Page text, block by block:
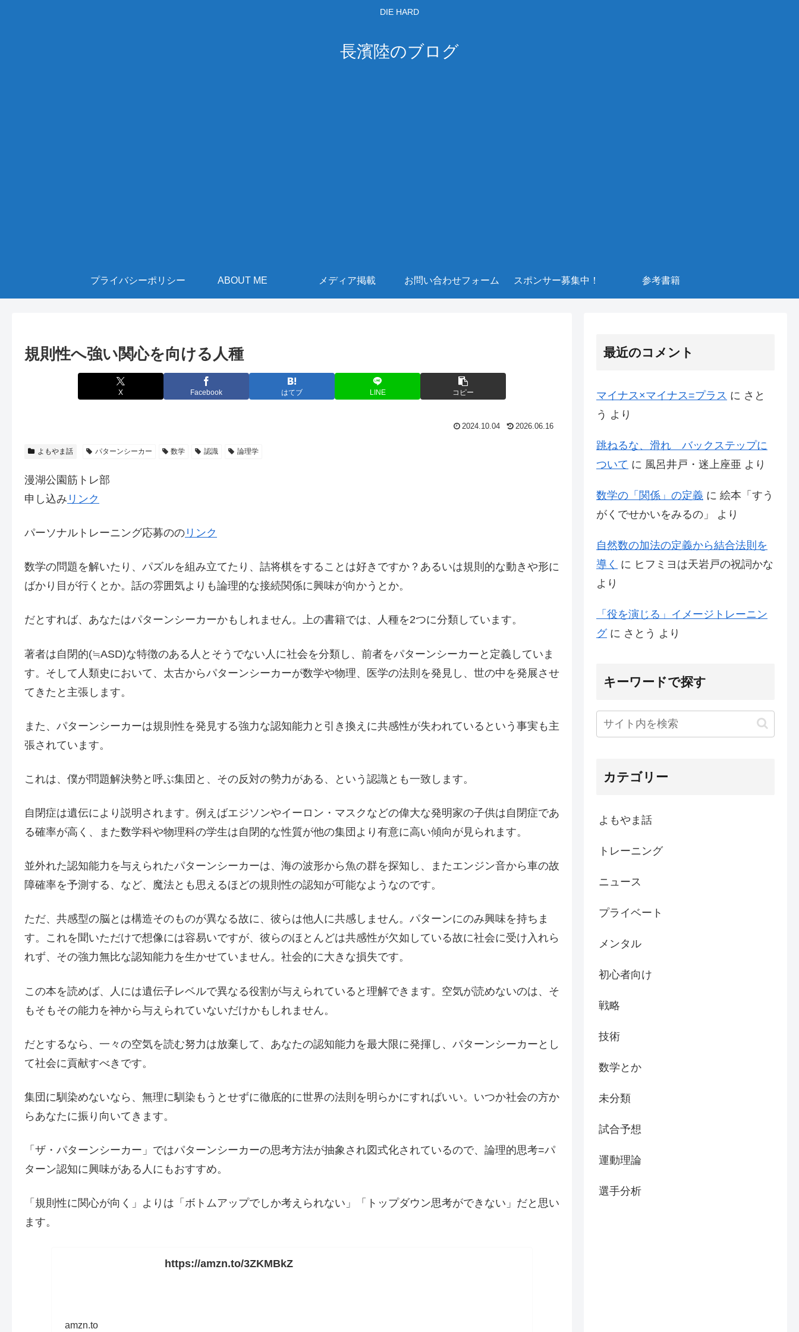
DIE HARD
長濱陸のブログ
プライバシーポリシー ABOUT ME メディア掲載 お問い合わせフォーム スポンサー募集中！ 参考書籍
規則性へ強い関心を向ける人種
X Facebook はてブ LINE コピー
2024.10.04 2026.06.16
よもやま話 パターンシーカー 数学 認識 論理学
漫湖公園筋トレ部
申し込み リンク
パーソナルトレーニング応募のの リンク
数学の問題を解いたり、パズルを組み立てたり、詰将棋をすることは好きですか？あるいは規則的な動きや形に
ばかり目が行くとか。話の雰囲気よりも論理的な接続関係に興味が向かうとか。
だとすれば、あなたはパターンシーカーかもしれません。上の書籍では、人種を2つに分類しています。
著者は自閉的(≒ASD)な特徴のある人とそうでない人に社会を分類し、前者をパターンシーカーと定義していま
す。そして人類史において、太古からパターンシーカーが数学や物理、医学の法則を発見し、世の中を発展させ
てきたと主張します。
また、パターンシーカーは規則性を発見する強力な認知能力と引き換えに共感性が失われているという事実も主
張されています。
これは、僕が問題解決勢と呼ぶ集団と、その反対の勢力がある、という認識とも一致します。
自閉症は遺伝により説明されます。例えばエジソンやイーロン・マスクなどの偉大な発明家の子供は自閉症であ
る確率が高く、また数学科や物理科の学生は自閉的な性質が他の集団より有意に高い傾向が見られます。
並外れた認知能力を与えられたパターンシーカーは、海の波形から魚の群を探知し、またエンジン音から車の故
障確率を予測する、など、魔法とも思えるほどの規則性の認知が可能なようなのです。
ただ、共感型の脳とは構造そのものが異なる故に、彼らは他人に共感しません。パターンにのみ興味を持ちま
す。これを聞いただけで想像には容易いですが、彼らのほとんどは共感性が欠如している故に社会に受け入れら
れず、その強力無比な認知能力を生かせていません。社会的に大きな損失です。
この本を読めば、人には遺伝子レベルで異なる役割が与えられていると理解できます。空気が読めないのは、そ
もそもその能力を神から与えられていないだけかもしれません。
だとするなら、一々の空気を読む努力は放棄して、あなたの認知能力を最大限に発揮し、パターンシーカーとし
て社会に貢献すべきです。
集団に馴染めないなら、無理に馴染もうとせずに徹底的に世界の法則を明らかにすればいい。いつか社会の方か
らあなたに振り向いてきます。
「ザ・パターンシーカー」ではパターンシーカーの思考方法が抽象され図式化されているので、論理的思考=パ
ターン認知に興味がある人にもおすすめ。
「規則性に関心が向く」よりは「ボトムアップでしか考えられない」「トップダウン思考ができない」だと思い
ます。
https://amzn.to/3ZKMBkZ
amzn.to
最近のコメント
マイナス×マイナス=プラス に さと
う より
跳ねるな、滑れ バックステップに
ついて に 風呂井戸・迷上座亜 より
数学の「関係」の定義 に 絵本「すう
がくでせかいをみるの」
より
自然数の加法の定義から結合法則を
導く に ヒフミヨは天岩戸の祝詞かな
より
「役を演じる」イメージトレーニン
グに さとう より
キーワードで探す
カテゴリー
よもやま話
トレーニング
ニュース
プライベート
メンタル
初心者向け
戦略
技術
数学とか
未分類
試合予想
運動理論
選手分析